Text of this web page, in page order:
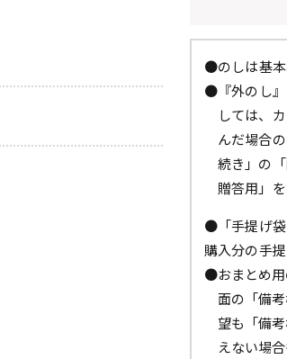
●のしは基本
●『外のし
しては、
んだ場合
続き」の
贈答用」
●「手提げ
購入分の手
●おまとめ用
面の「備
望も「備
えない場合